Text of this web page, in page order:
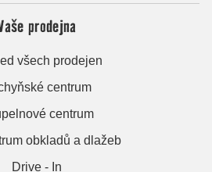
prodejna
všech prodejen
centrum
centrum
obkladů a dlažeb
Drive - In